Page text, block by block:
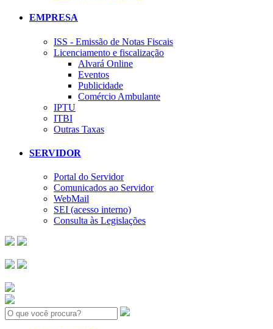
EMPRESA
ISS - Emissão de Notas Fiscais
Licenciamento e fiscalização
Alvará Online
Eventos
Publicidade
Comércio Ambulante
IPTU
ITBI
Outras Taxas
SERVIDOR
Portal do Servidor
Comunicados ao Servidor
WebMail
SEI (acesso interno)
Consulta às Legislações
Search: